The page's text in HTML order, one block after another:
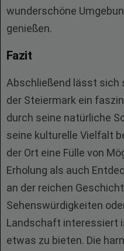
wunderschöne
genießen.
Fazit
Abschließend lässt sich
der Steiermark ein
durch seine natürliche
seine kulturelle Vielfalt
der Ort eine Fülle von
Erholung als auch
an der reichen
Sehenswürdigkeiten
Landschaft interessiert
etwas zu bieten. Die